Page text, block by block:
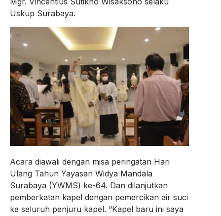
Uskup Surabaya.
Acara diawali dengan misa peringatan Hari
Ulang Tahun Yayasan Widya Mandala
Surabaya (YWMS) ke-64. Dan dilanjutkan
pemberkatan kapel dengan pemercikan air suci
ke seluruh penjuru kapel. “Kapel baru ini saya